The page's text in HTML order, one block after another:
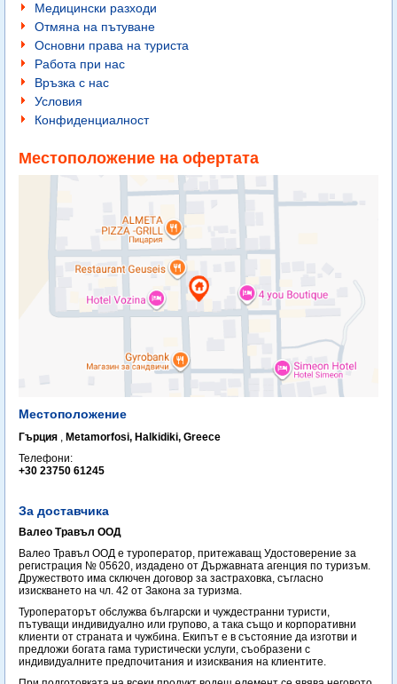
Медицински разходи
Отмяна на пътуване
Основни права на туриста
Работа при нас
Връзка с нас
Условия
Конфиденциалност
Местоположение на офертата
Местоположение
Гърция , Metamorfosi, Halkidiki, Greece
Телефони:
+30 23750 61245
За доставчика
Валео Травъл ООД
Валео Травъл ООД е туроператор, притежаващ Удостоверение за
регистрация № 05620, издадено от Държавната агенция по туризъм.
Дружеството има сключен договор за застраховка, съгласно
изискването на чл. 42 от Закона за туризма.
Туроператорът обслужва български и чуждестранни туристи,
пътуващи индивидуално или групово, а така също и корпоративни
клиенти от страната и чужбина. Екипът е в състояние да изготви и
предложи богата гама туристически услуги, съобразени с
индивидуалните предпочитания и изисквания на клиентите.